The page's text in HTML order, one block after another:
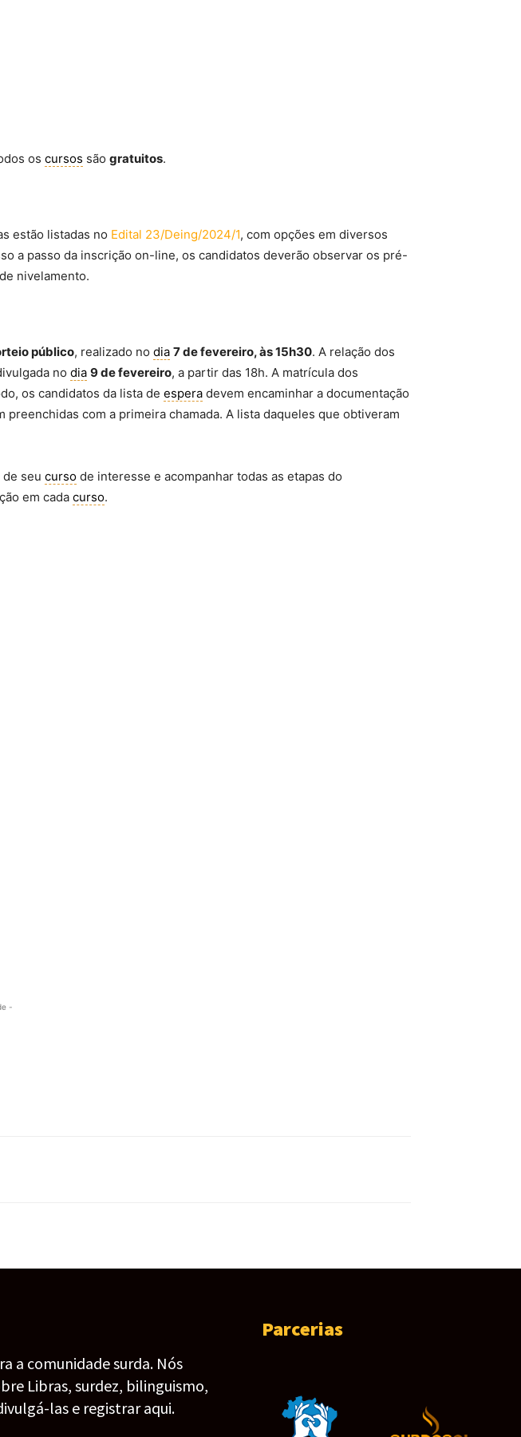
os cursos são gratuitos.
estão listadas no Edital 23/Deing/2024/1, com opções em diversos
a passo da inscrição on-line, os candidatos deverão observar os pré-
nivelamento.
público, realizado no dia 7 de fevereiro, às 15h30. A relação dos
no dia 9 de fevereiro, a partir das 18h. A matrícula dos
os candidatos da lista de espera devem encaminhar a documentação
com a primeira chamada. A lista daqueles que obtiveram
seu curso de interesse e acompanhar todas as etapas do
em cada curso.
-
a comunidade surda. Nós
Libras, surdez, bilinguismo,
las e registrar aqui.
Parcerias